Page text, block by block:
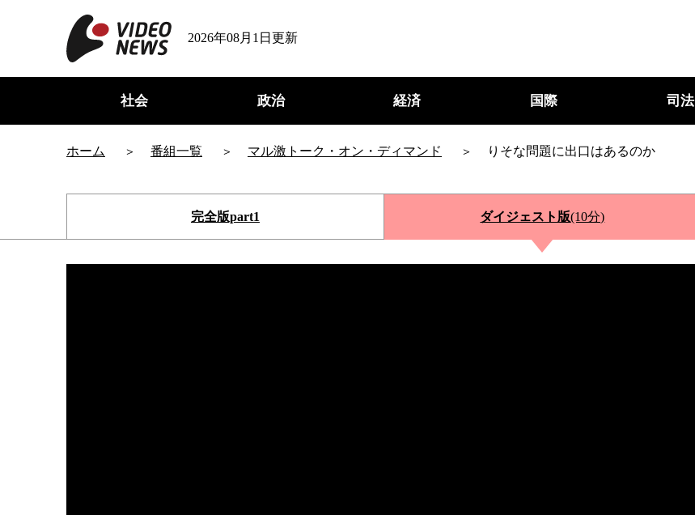
2026年08月1日更新
社会 政治 経済 国際 司法
ホーム 番組一覧 マル激トーク・オン・ディマンド りそな問題に出口はあるのか
完全版part1 ダイジェスト版(10分)